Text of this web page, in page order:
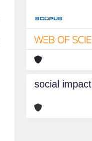
social impact